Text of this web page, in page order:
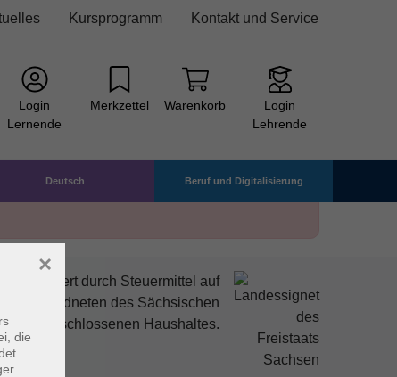
Kursprogramm Kontakt und Service
Login
Lernende
Merkzettel Warenkorb
Login
Lehrende
Deutsch Beruf und Digitalisierung
durch Steuermittel auf
Abgeordneten des Sächsischen
beschlossenen Haushaltes.
die
×